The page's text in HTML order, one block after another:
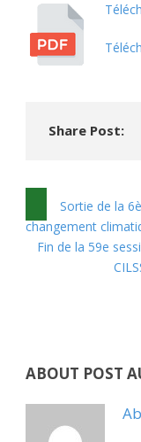
Share Post:
Sortie de la
changement
Fin de la 59e
ABOUT POST